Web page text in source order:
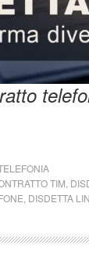
TIM
DISDETTA